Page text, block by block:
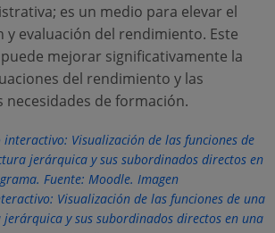
es un medio para elevar el
y evaluación del rendimiento. Este
mejorar significativamente la
del rendimiento y las
necesidades de formación.
Visualización de las funciones de una
y sus subordinados directos en una